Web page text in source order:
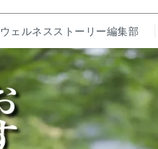
ウェルネスストーリー編集部